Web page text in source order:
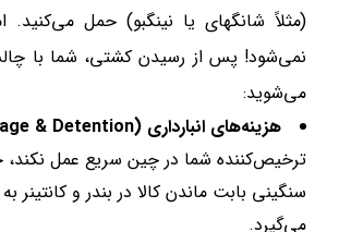
(مثلاً شانگهای یا نینگبو) حمل می‌کنید.
نمی‌شود! پس از رسیدن کشتی، شما با
می‌شوید:
هزینه‌های انبارداری (Demurrage & Detention):
ترخیص‌کننده شما در چین سریع عمل نکند،
سنگینی بابت ماندن کالا در بندر و کانتینر
می‌گیرد.